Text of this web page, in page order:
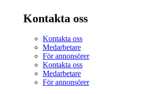
Kontakta oss
Kontakta oss
Medarbetare
För annonsörer
Kontakta oss
Medarbetare
För annonsörer